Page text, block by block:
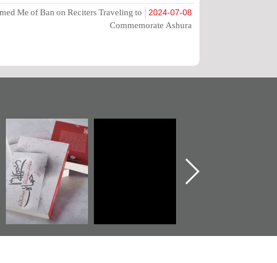
2024-07-08
Me of Ban on Reciters Traveling to
Commemorate Ashura
الشهيد سيد كاظم
السهلاوي في ذكراه
"حماة الباب الأخير":
الإصدار الأول عن
اعتصام الدراز
وأحداث ساحة
الفداء لمركز أوال
للدراسات والتوثيق
تصنيف
للوثائق
يقدمه «مركز
كتب